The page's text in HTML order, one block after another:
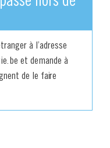
à l’adresse
et demande à
de le faire